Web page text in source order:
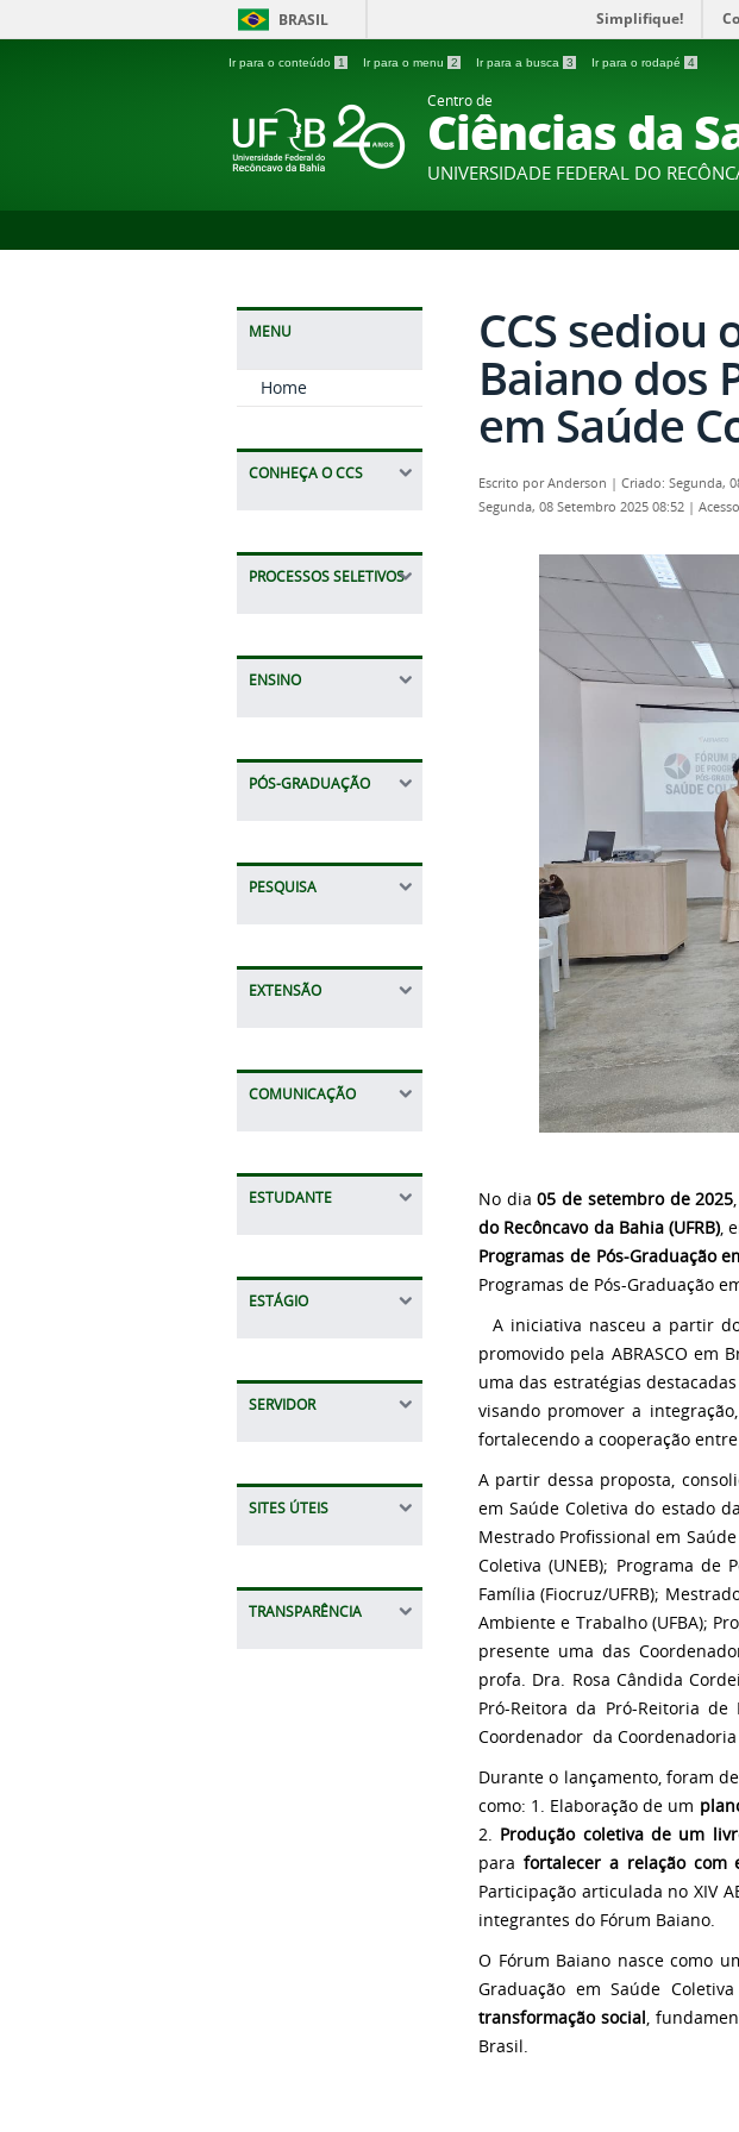
BRASIL Simplifique!
Ir para o conteúdo 1 Ir para o menu 2 Ir para a busca 3 Ir para o rodapé 4
Centro de
Ciências da
UNIVERSIDADE FEDERAL DO
MENU
Home
CONHEÇA O CCS
PROCESSOS SELETIVOS
ENSINO
PÓS-GRADUAÇÃO
PESQUISA
EXTENSÃO
COMUNICAÇÃO
ESTUDANTE
ESTÁGIO
SERVIDOR
SITES ÚTEIS
TRANSPARÊNCIA
CCS sediou
Baiano dos
em Saúde
Escrito porAnderson | Criado: Segunda,
Segunda, 08 Setembro 2025 08:52 |
No dia05 de setembro de 2025
do Recôncavo da Bahia (UFRB),
Programas de Pós-Graduação
Programas de Pós-Graduação
A iniciativa nasceu a partir
promovido pela ABRASCO em
uma das estratégias
visando promover a
fortalecendo a cooperação
A partir dessa proposta,
em Saúde Coletiva do estado
Mestrado Profissional em
Coletiva (UNEB); Programa de
Família (Fiocruz/UFRB);
Ambiente e Trabalho (UFBA);
presente uma das
profa. Dra. Rosa Cândida
Pró-Reitora da Pró-Reitoria de
Coordenador da Coordenadoria
Durante o lançamento, foram
como: 1. Elaboração de um
2. Produção coletiva de um
para fortalecer a relação com
Participação articulada no XIV
integrantes do Fórum Baiano.
O Fórum Baiano nasce como
Graduação em Saúde
transformação social,
Brasil.